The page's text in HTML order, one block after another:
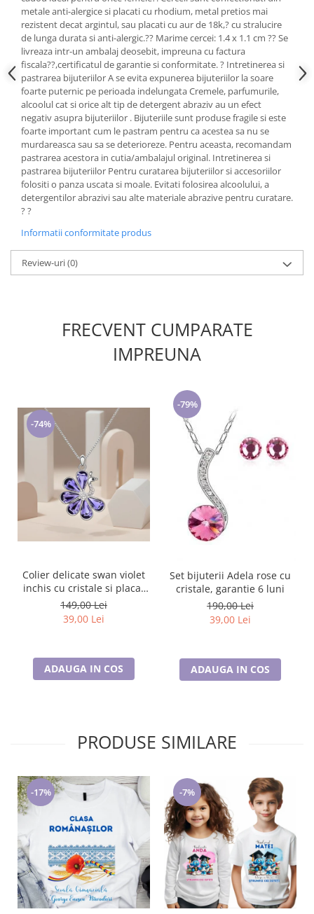
Cadouri pentru Doctori
Cadouri pentru Sfânta Maria
Martisoare
metale anti-alergice si placati cu rhodium, metal pretios mai
rezistent decat argintul, sau placati cu aur de 18k,? cu stralucire
de lunga durata si anti-alergic.?? Marime cercei: 1.4 x 1.1 cm ?? Se
livreaza intr-un ambalaj deosebit, impreuna cu factura
fiscala??,certificatul de garantie si conformitate. ? Intretinerea si
pastrarea bijuteriilor A se evita expunerea bijuteriilor la soare
foarte puternic pe perioada indelungata Cremele, parfumurile,
alcoolul cat si orice alt tip de detergent abraziv au un efect
negativ asupra bijuteriilor . Bijuteriile sunt produse fragile si este
foarte important cum le pastram pentru ca acestea sa nu se
murdareasca sau sa se deterioreze. Pentru aceasta, recomandam
pastrarea acestora in cutia/ambalajul original. Intretinerea si
pastrarea bijuteriilor Pentru curatarea bijuteriilor si accesoriilor
folositi o panza uscata si moale. Evitati folosirea alcoolului, a
detergentilor abrazivi sau alte materiale abrazive pentru curatare.
? ?
Informatii conformitate produs
Review-uri(0)
FRECVENT CUMPARATE
IMPREUNA
-74%
Colier delicate swan violet
inchis cu cristale si placat
cu aur
149,00 Lei
39,00 Lei
ADAUGA IN COS
-79%
Set bijuterii Adela rose cu
cristale, garantie 6 luni
190,00 Lei
39,00 Lei
ADAUGA IN COS
PRODUSE SIMILARE
-17% -7%